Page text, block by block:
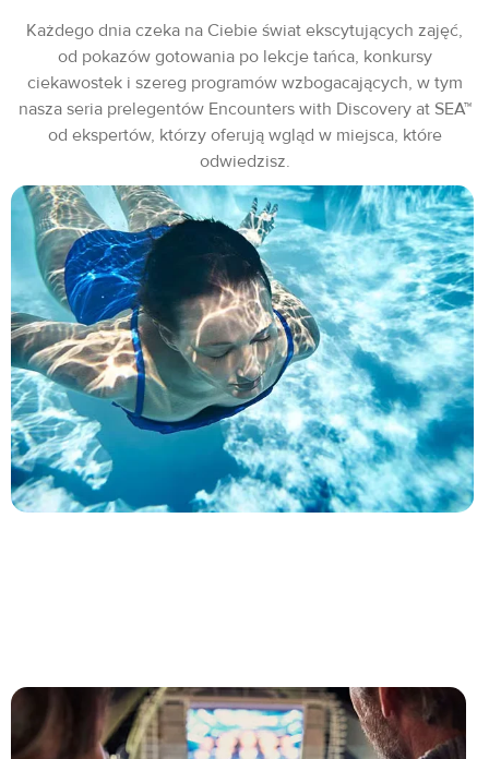
Każdego dnia czeka na Ciebie świat ekscytujących zajęć,
od pokazów gotowania po lekcje tańca, konkursy
ciekawostek i szereg programów wzbogacających, w tym
nasza seria prelegentów Encounters with Discovery at SEA™
od ekspertów, którzy oferują wgląd w miejsca, które
odwiedzisz.